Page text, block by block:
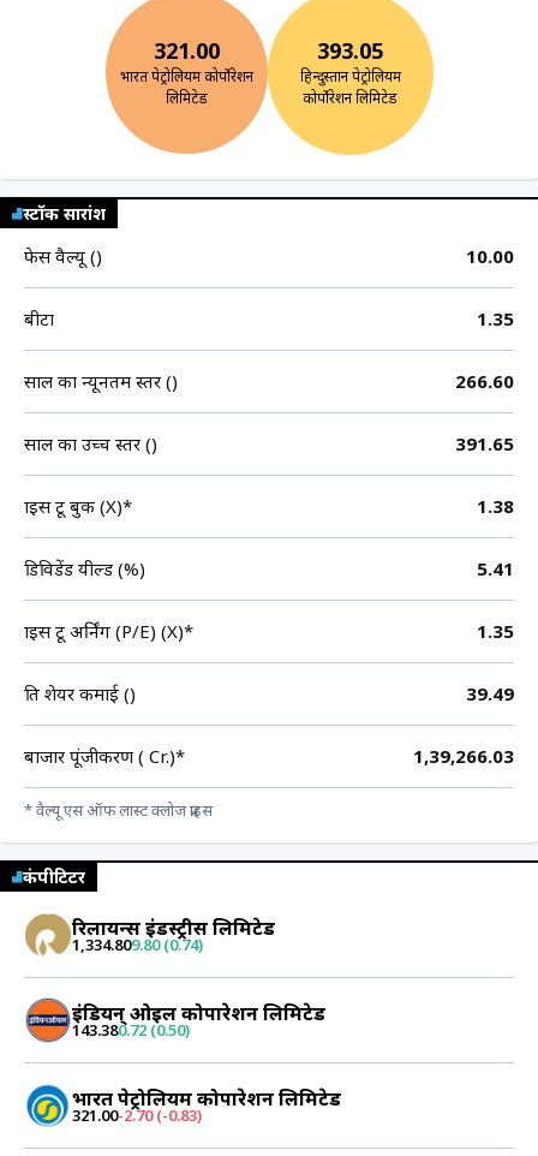
321.00
भारत पेट्रोलियम कोर्पोरेशन
लिमिटेड
393.05
हिन्दुस्तान पेट्रोलियम
कोर्पोरेशन लिमिटेड
स्टॉक सारांश
फेस वैल्यू (₹) 10.00
बीटा 1.35
साल का न्यूनतम स्तर (₹) 266.60
साल का उच्च स्तर (₹) 391.65
प्राइस टू बुक (X)* 1.38
डिविडेंड यील्ड (%) 5.41
प्राइस टू अर्निंग (P/E) (X)* 1.35
प्रति शेयर कमाई (₹) 39.49
बाजार पूंजीकरण (₹ Cr.)* 1,39,266.03
* वैल्यू एस ऑफ लास्ट क्लोज प्राइस
कंपीटिटर
रिलायन्स इंडस्ट्रीस लिमिटेड
1,334.809.80 (0.74)
इंडियन् ओइल कोर्पोरेशन लिमिटेड
143.380.72 (0.50)
भारत पेट्रोलियम कोर्पोरेशन लिमिटेड
321.00-2.70 (-0.83)